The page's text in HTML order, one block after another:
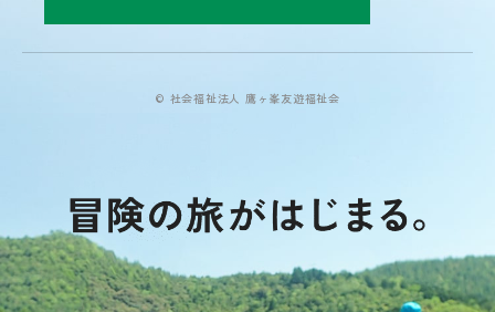
© 社会福祉法人 鷹ヶ峯友遊福祉会